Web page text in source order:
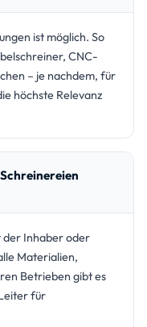
ist möglich. So
CNC-
– je nachdem, für
höchste Relevanz
der Inhaber oder
Materialien,
Betrieben gibt es
für